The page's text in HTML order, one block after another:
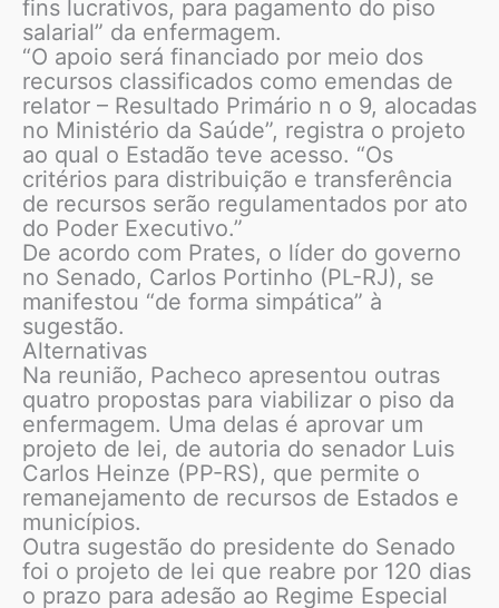
fins lucrativos, para pagamento do piso
salarial” da enfermagem.
“O apoio será financiado por meio dos
recursos classificados como emendas de
relator – Resultado Primário n o 9, alocadas
no Ministério da Saúde”, registra o projeto
ao qual o Estadão teve acesso. “Os
critérios para distribuição e transferência
de recursos serão regulamentados por ato
do Poder Executivo.”
De acordo com Prates, o líder do governo
no Senado, Carlos Portinho (PL-RJ), se
manifestou “de forma simpática” à
sugestão.
Alternativas
Na reunião, Pacheco apresentou outras
quatro propostas para viabilizar o piso da
enfermagem. Uma delas é aprovar um
projeto de lei, de autoria do senador Luis
Carlos Heinze (PP-RS), que permite o
remanejamento de recursos de Estados e
municípios.
Outra sugestão do presidente do Senado
foi o projeto de lei que reabre por 120 dias
o prazo para adesão ao Regime Especial